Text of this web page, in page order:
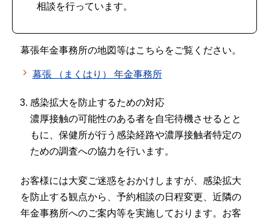
相談を行っています。
幕張年金事務所の地図等はこちらをご覧ください。
幕張 （まくはり） 年金事務所
感染拡大を防止するための対応
濃厚接触の可能性のある者を自宅待機させるとと
もに、保健所が行う感染経路や濃厚接触者特定の
ための調査への協力を行います。
お客様には大変ご迷惑をおかけしますが、感染拡大
を防止する観点から、予約相談の日程変更、近隣の
年金事務所へのご案内等を実施しております。お客